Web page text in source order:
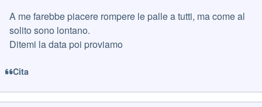
A me farebbe piacere rompere le palle a tutti, ma come al
solito sono lontano.
Ditemi la data poi proviamo
Cita